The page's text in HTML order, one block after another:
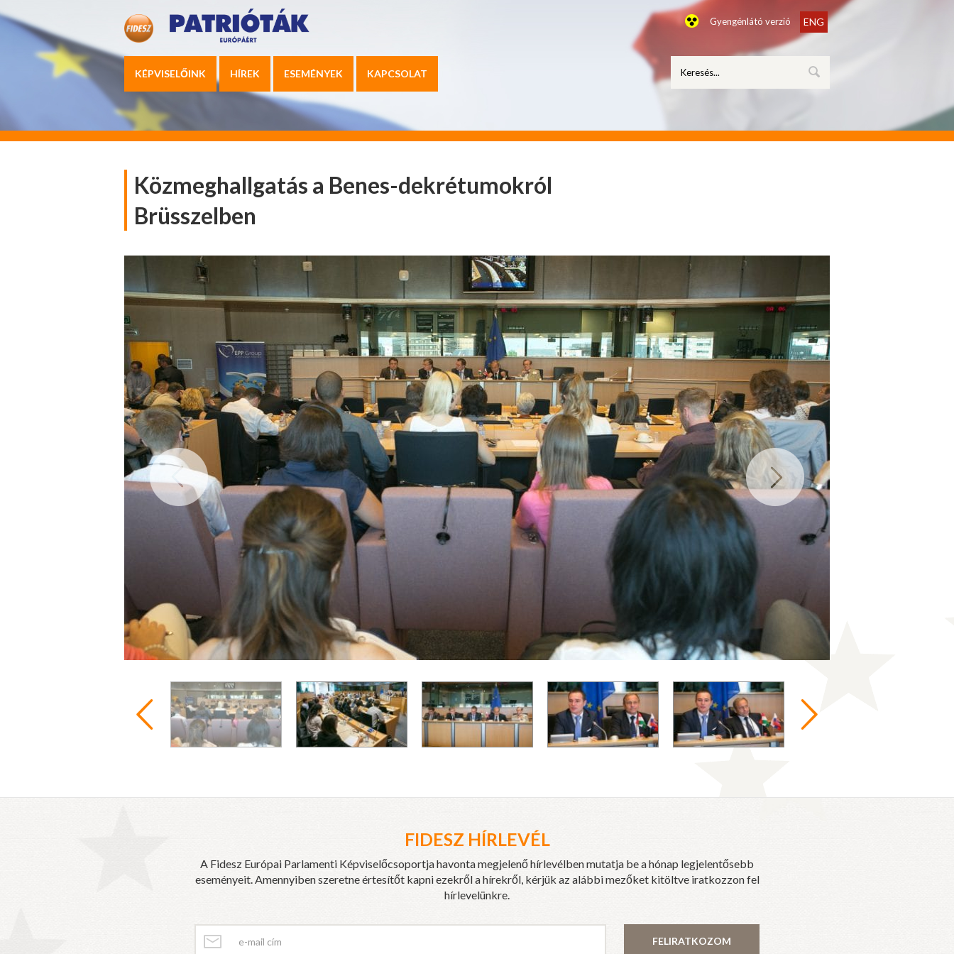
Gyengénlátó verzió ENG
KÉPVISELŐINK HÍREK ESEMÉNYEK KAPCSOLAT
Közmeghallgatás a Benes-dekrétumokról
Brüsszelben
FIDESZ HÍRLEVÉL
A Fidesz Európai Parlamenti Képviselőcsoportja havonta megjelenő hírlevélben mutatja be a hónap legjelentősebb
eseményeit. Amennyiben szeretne értesítőt kapni ezekről a hírekről, kérjük az alábbi mezőket kitöltve iratkozzon fel
hírlevelünkre.
FELIRATKOZOM